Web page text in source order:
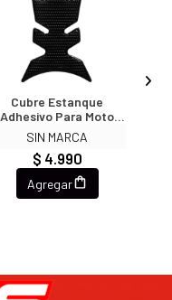
Cubre Estanque
Adhesivo Para Moto
3296
SIN MARCA
$ 4.990
Agregar